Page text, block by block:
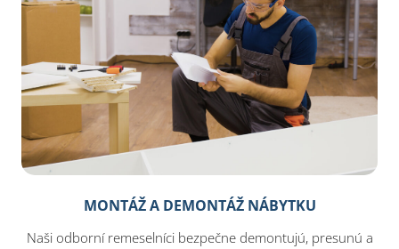
MONTÁŽ A DEMONTÁŽ NÁBYTKU
Naši odborní remeselníci bezpečne demontujú, presunú a